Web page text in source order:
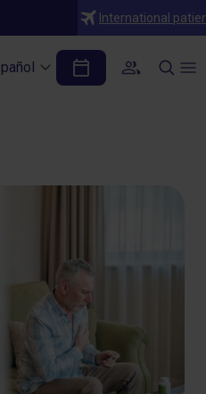
International
ataques